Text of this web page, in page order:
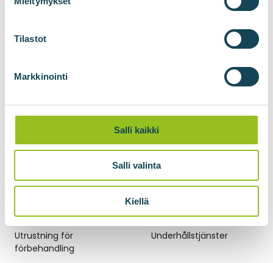
Tilastot
Markkinointi
Salli kaikki
Salli valinta
Kiellä
BIOadapter gasnät
BIOlogistic gas transport
Komprimering av gas
Förvätskning av
BIOliquefier för
koldioxid
Utrustning för
förbehandling
Underhållstjänster